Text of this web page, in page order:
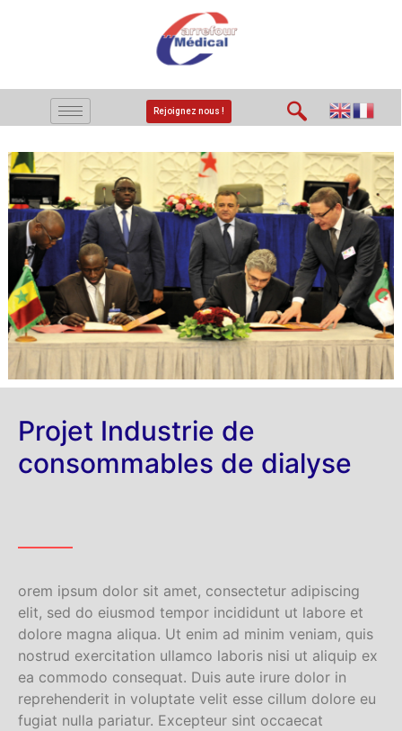
Rejoignez nous !
Projet Industrie de
consommables de dialyse
orem ipsum dolor sit amet, consectetur adipiscing
elit, sed do eiusmod tempor incididunt ut labore et
dolore magna aliqua. Ut enim ad minim veniam, quis
nostrud exercitation ullamco laboris nisi ut aliquip ex
ea commodo consequat. Duis aute irure dolor in
reprehenderit in voluptate velit esse cillum dolore eu
fugiat nulla pariatur. Excepteur sint occaecat